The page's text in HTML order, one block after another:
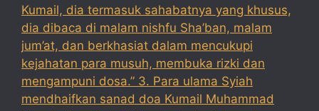
Kumail, dia termasuk sahabatnya yang khusus,
dia dibaca di malam nishfu Sha’ban, malam
jum’at, dan berkhasiat dalam mencukupi
kejahatan para musuh, membuka rizki dan
mengampuni dosa.” 3. Para ulama Syiah
mendhaifkan sanad doa Kumail Muhammad